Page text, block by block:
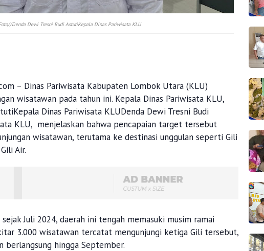
Denda Dewi Tresni Budi AstutiKepala Dinas Pariwisata KLU
– Dinas Pariwisata Kabupaten Lombok Utara (KLU)
wisatawan pada tahun ini. Kepala Dinas Pariwisata KLU,
Dinas Pariwisata KLUDenda Dewi Tresni Budi
KLU, menjelaskan bahwa pencapaian target tersebut
wisatawan, terutama ke destinasi unggulan seperti Gili
Air.
Juli 2024, daerah ini tengah memasuki musim ramai
3.000 wisatawan tercatat mengunjungi ketiga Gili tersebut,
berlangsung hingga September.